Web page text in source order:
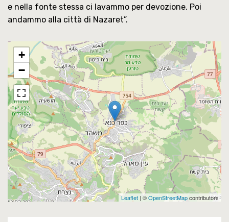
e nella fonte stessa ci lavammo per devozione. Poi
andammo alla città di Nazaret”.
+
−
Leaflet | ©OpenStreetMapcontributors